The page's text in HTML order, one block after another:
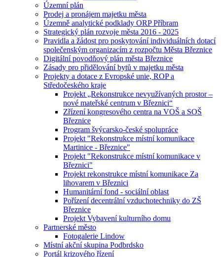
Územní plán
Prodej a pronájem majetku města
Územně analytické podklady ORP Příbram
Strategický plán rozvoje města 2016 - 2025
Pravidla a žádost pro poskytování individuálních dotací
společenským organizacím z rozpočtu Města Březnice
Digitální povodňový plán města Březnice
Zásady pro přidělování bytů v majetku města
Projekty a dotace z Evropské unie, ROP a
Středočeského kraje
Projekt „Rekonstrukce nevyužívaných prostor –
nové mateřské centrum v Březnici“
Zřízení kongresového centra na VOŠ a SOŠ
Březnice
Program švýcarsko-české spolupráce
Projekt "Rekonstrukce místní komunikace
Martinice - Březnice"
Projekt "Rekonstrukce místní komunikace v
Březnici"
Projekt rekonstrukce místní komunikace Za
lihovarem v Březnici
Humanitární fond - sociální oblast
Pořízení decentrální vzduchotechniky do ZŠ
Březnice
Projekt Vybavení kulturního domu
Partnerské město
Fotogalerie Lindow
Místní akční skupina Podbrdsko
Portál krizového řízení